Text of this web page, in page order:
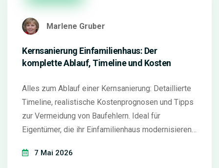
Marlene Gruber
Kernsanierung Einfamilienhaus: Der
komplette Ablauf, Timeline und Kosten
Alles zum Ablauf einer Kernsanierung: Detaillierte
Timeline, realistische Kostenprognosen und Tipps
zur Vermeidung von Baufehlern. Ideal für
Eigentümer, die ihr Einfamilienhaus modernisieren
7 Mai 2026